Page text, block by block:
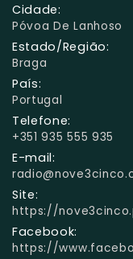
Cidade:
Póvoa De Lanhoso
Estado/Região:
Braga
País:
Portugal
Telefone:
+351 935 555 935
E-mail:
Site:
https://
Facebook:
https://